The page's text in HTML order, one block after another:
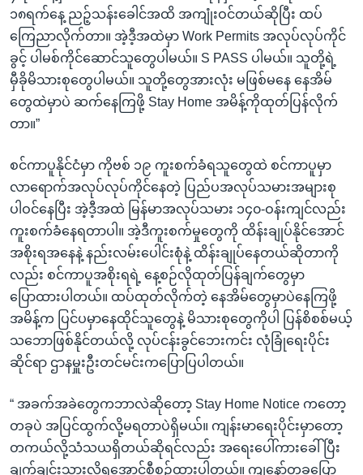
၁၈ရက်နေ့ ညဉ့်သန်းခေါင်အထိ အကျုံးဝင်တယ်ဆိုပြီး ထပ်
ကြေညာလိုက်တာ။ အဲ့ဒီ့အထဲမှာ Work Permits အလုပ်လုပ်ကိုင်
ခွင့် ပါမစ်ကိုင်ဆောင်သူတွေပါမယ်။ S PASS ပါမယ်။ သူတို့ရဲ့
မှီခိုမိသားစုတွေပါမယ်။ သူတို့တွေအားလုံး မဖြစ်မနေ နေအိမ်
တွေထဲမှာပဲ ဆက်နေကြဖို့ Stay Home အမိန့်ကိုထုတ်ပြန်လိုက်
တာ။”
စင်ကာပူနိုင်ငံမှာ ကိုဗစ် ၁၉ ကူးစက်ခံရသူတွေထဲ စင်ကာပူမှာ
လာရောက်အလုပ်လုပ်ကိုင်နေတဲ့ ပြည်ပအလုပ်သမားအများစု
ပါဝင်နေပြီး အဲ့ဒီ့အထဲ မြန်မာအလုပ်သမား ၁၄၀-ဝန်းကျင်လည်း
ကူးစက်ခံနေရတာပါ။ အဲ့ဒီကူးစက်မှုတွေကို ထိန်းချုပ်နိုင်အောင်
အစိုးရအနေနဲ့ နည်းလမ်းပေါင်းစုံနဲ့ ထိန်းချုပ်နေတယ်ဆိုတာကို
လည်း စင်ကာပူအစိုးရရဲ့ နေ့စဉ်လိုထုတ်ပြန်ချက်တွေမှာ
ပြောထားပါတယ်။ ထပ်ထုတ်လိုက်တဲ့ နေအိမ်တွေမှာပဲနေကြဖို့
အမိန့်က ပြင်ပမှာနေထိုင်သူတွေနဲ့ မိသားစုတွေကိုပါ ပြန်စိစစ်မယ့်
သဘောဖြစ်နိုင်တယ်လို့ လုပ်ငန်းခွင်ဘေးကင်း လုံခြုံရေးပိုင်း
ဆိုင်ရာ ဌာနမှူးဦးတင်မင်းကပြောပြပါတယ်။
“ အခက်အခဲတွေကဘာလဲဆိုတော့ Stay Home Notice ကတော့
တခုပဲ အပြင်ထွက်လို့မရတာပဲရှိမယ်။ ကျန်းမာရေးပိုင်းမှာတော့
တကယ်လို့သံသယရှိတယ်ဆိုရင်လည်း အရေးပေါ်ကားခေါ်ပြီး
ချက်ချင်းသွားလို့ရအောင်စီစဉ်ထားပါတယ်။ ကျနော်တခုပြော